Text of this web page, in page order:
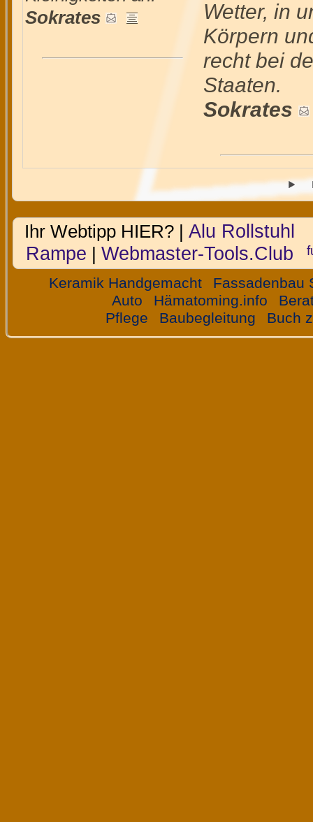
Sokrates
Wetter, in
Körpern
recht bei
Staaten.
Sokrates
Ihr Webtipp HIER? |Alu Rollstuhl
Rampe |Webmaster-Tools.Club
Keramik Handgemacht
Fassadenbau
Auto
Hämatoming.info
Pflege
Baubegleitung Buch